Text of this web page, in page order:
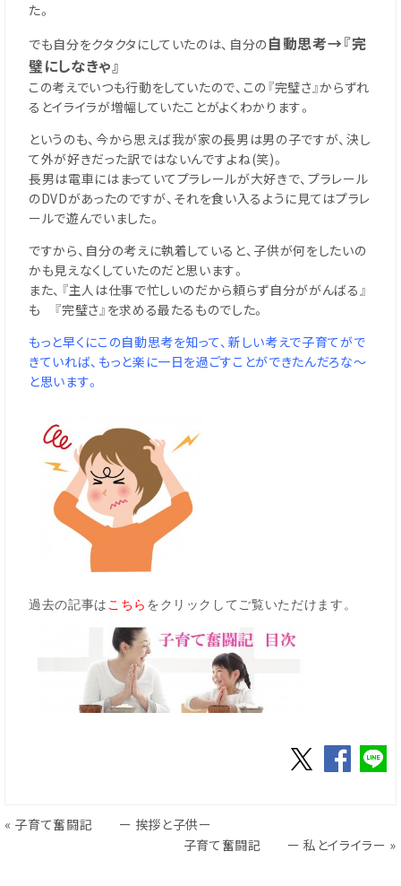
た。
でも自分をクタクタにしていたのは、自分の 自動思考→『完
璧にしなきゃ』
この考えでいつも行動をしていたので、この『完璧さ』からずれ
るとイライラが増幅していたことがよくわかります。
というのも、今から思えば我が家の長男は男の子ですが、決し
て外が好きだった訳ではないんですよね(笑)。
長男は電車にはまっていてプラレールが大好きで、プラレール
のDVDがあったのですが、それを食い入るように見てはプラレ
ールで遊んでいました。
ですから、自分の考えに執着していると、子供が何をしたいの
かも見えなくしていたのだと思います。
また、『主人は仕事で忙しいのだから頼らず自分ががんばる』
も 『完璧さ』を求める最たるものでした。
もっと早くにこの自動思考を知って、新しい考えで子育てがで
きていれば、もっと楽に一日を過ごすことができたんだろな～
と思います。
過去の記事は こちら をクリックしてご覧いただけます。
« 子育て奮闘記 ー 挨拶と子供ー
子育て奮闘記 ー 私とイライラー »